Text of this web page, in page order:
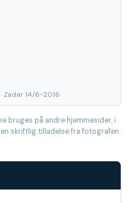
Zadar 14/6-2016
bruges på andre hjemmesider, i
skriftlig tilladelse fra fotografen.